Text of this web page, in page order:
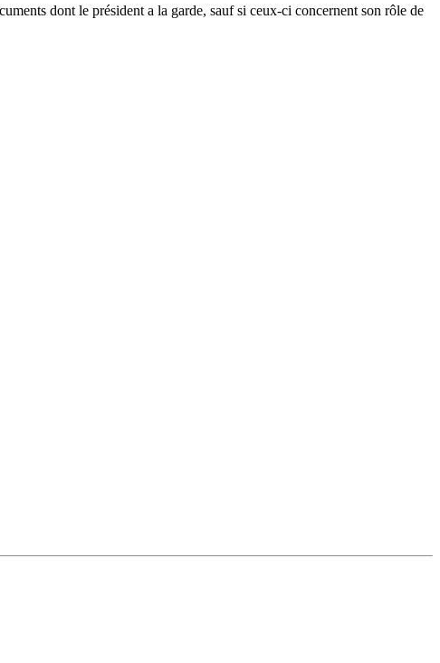
dont le président a la garde, sauf si ceux-ci concernent son rôle de